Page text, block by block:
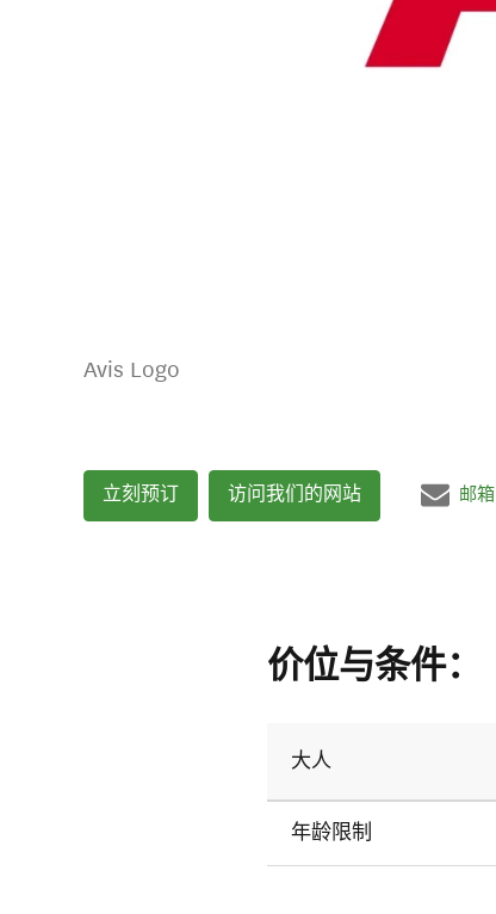
Avis Logo
立刻预订 访问我们的网站 邮箱
价位与条件：
大人
年龄限制